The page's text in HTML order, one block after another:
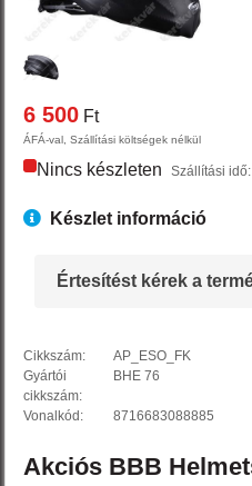
6 500 Ft
ÁFÁ-val, Szállítási költségek nélkül
Nincs készleten Szállítási
Készlet információ
Értesítést kérek a
Cikkszám:
AP_ESO_FK
Gyártói
cikkszám:
BHE 76
Vonalkód: 8716683088885
Akciós BBB